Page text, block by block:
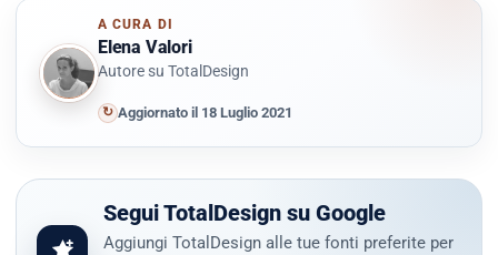
A CURA DI
Elena Valori
Autore su TotalDesign
↻ Aggiornato il 18 Luglio 2021
Segui TotalDesign su Google
Aggiungi TotalDesign alle tue fonti preferite per